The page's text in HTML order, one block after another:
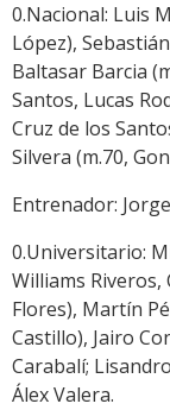
0.Nacional: Luis
López),
Baltasar Barcia
Santos, Lucas
Cruz de los
Silvera (m.70,
Entrenador:
0.Universitario:
Williams Riveros,
Flores), Martín
Castillo), Jairo
Carabalí;
Álex Valera.